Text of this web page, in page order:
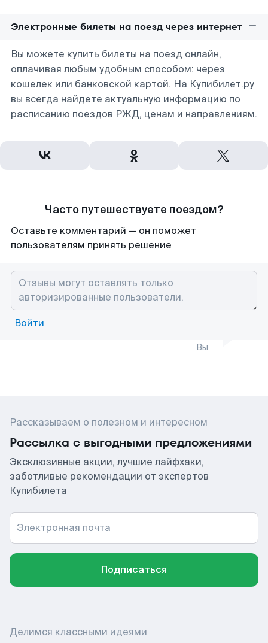
Электронные билеты на поезд через интернет
Вы можете купить билеты на поезд онлайн,
оплачивая любым удобным способом: через
кошелек или банковской картой. На Купибилет.ру
вы всегда найдете актуальную информацию по
расписанию поездов РЖД, ценам и направлениям.
Часто путешествуете поездом?
Оставьте комментарий — он поможет
пользователям принять решение
Войти
Вы
Рассказываем о полезном и интересном
Рассылка с выгодными предложениями
Эксклюзивные акции, лучшие лайфхаки,
заботливые рекомендации от экспертов
Купибилета
Электронная почта
Подписаться
Делимся классными идеями